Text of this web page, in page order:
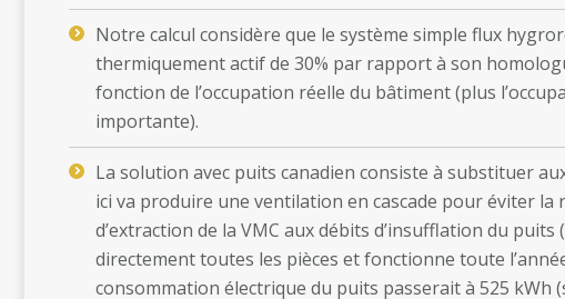
Notre calcul considère que le système simple flux
thermiquement actif de 30% par rapport à son
fonction de l’occupation réelle du bâtiment (plus
importante).
La solution avec puits canadien consiste à substituer
ici va produire une ventilation en cascade pour éviter la
d’extraction de la VMC aux débits d’insufflation du puits
directement toutes les pièces et fonctionne toute
consommation électrique du puits passerait à 525 kWh